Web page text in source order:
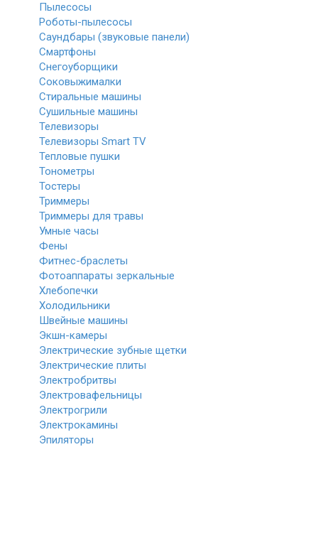
Пылесосы
Роботы-пылесосы
Саундбары (звуковые панели)
Смартфоны
Снегоуборщики
Соковыжималки
Стиральные машины
Сушильные машины
Телевизоры
Телевизоры Smart TV
Тепловые пушки
Тонометры
Тостеры
Триммеры
Триммеры для травы
Умные часы
Фены
Фитнес-браслеты
Фотоаппараты зеркальные
Хлебопечки
Холодильники
Швейные машины
Экшн-камеры
Электрические зубные щетки
Электрические плиты
Электробритвы
Электровафельницы
Электрогрили
Электрокамины
Эпиляторы